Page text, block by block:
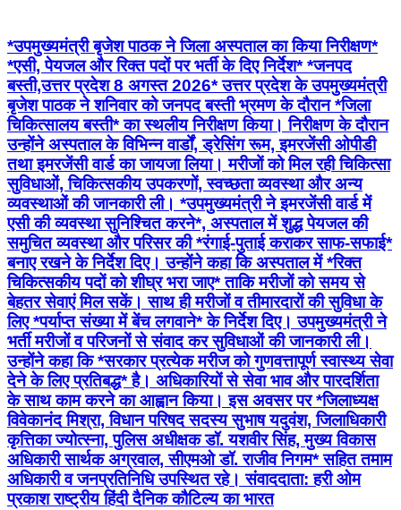
*उपमुख्यमंत्री बृजेश पाठक ने जिला अस्पताल का किया निरीक्षण*
*एसी, पेयजल और रिक्त पदों पर भर्ती के दिए निर्देश* *जनपद
बस्ती,उत्तर प्रदेश 8 अगस्त 2026* उत्तर प्रदेश के उपमुख्यमंत्री
बृजेश पाठक ने शनिवार को जनपद बस्ती भ्रमण के दौरान *जिला
चिकित्सालय बस्ती* का स्थलीय निरीक्षण किया। निरीक्षण के दौरान
उन्होंने अस्पताल के विभिन्न वार्डों, ड्रेसिंग रूम, इमरजेंसी ओपीडी
तथा इमरजेंसी वार्ड का जायजा लिया। मरीजों को मिल रही चिकित्सा
सुविधाओं, चिकित्सकीय उपकरणों, स्वच्छता व्यवस्था और अन्य
व्यवस्थाओं की जानकारी ली। *उपमुख्यमंत्री ने इमरजेंसी वार्ड में
एसी की व्यवस्था सुनिश्चित करने*, अस्पताल में शुद्ध पेयजल की
समुचित व्यवस्था और परिसर की *रंगाई-पुताई कराकर साफ-सफाई*
बनाए रखने के निर्देश दिए। उन्होंने कहा कि अस्पताल में *रिक्त
चिकित्सकीय पदों को शीघ्र भरा जाए* ताकि मरीजों को समय से
बेहतर सेवाएं मिल सकें। साथ ही मरीजों व तीमारदारों की सुविधा के
लिए *पर्याप्त संख्या में बेंच लगवाने* के निर्देश दिए। उपमुख्यमंत्री ने
भर्ती मरीजों व परिजनों से संवाद कर सुविधाओं की जानकारी ली।
उन्होंने कहा कि *सरकार प्रत्येक मरीज को गुणवत्तापूर्ण स्वास्थ्य सेवा
देने के लिए प्रतिबद्ध* है। अधिकारियों से सेवा भाव और पारदर्शिता
के साथ काम करने का आह्वान किया। इस अवसर पर *जिलाध्यक्ष
विवेकानंद मिश्रा, विधान परिषद सदस्य सुभाष यदुवंश, जिलाधिकारी
कृत्तिका ज्योत्स्ना, पुलिस अधीक्षक डॉ. यशवीर सिंह, मुख्य विकास
अधिकारी सार्थक अग्रवाल, सीएमओ डॉ. राजीव निगम* सहित तमाम
अधिकारी व जनप्रतिनिधि उपस्थित रहे। संवाददाता: हरी ओम
प्रकाश राष्ट्रीय हिंदी दैनिक कौटिल्य का भारत